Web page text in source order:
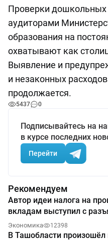
Проверки дошкольных
аудиторами
образования на
охватывают как
Выявление и
и незаконных
продолжается.
5437 0
Подписывайтесь на
в курсе последних
Перейти
Рекомендуем
Автор идеи налога на
вкладам выступил с
Экономика 12398
В Ташобласти